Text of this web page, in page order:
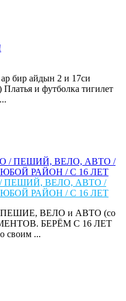
бир айдын 2 и 17си
Платья и футболка тигилет
ПЕШИЙ, ВЕЛО, АВТО /
РАЙОН / С 16 ЛЕТ
ПЕШИЕ, ВЕЛО и АВТО (со
БЕРЁМ С 16 ЛЕТ
своим ...